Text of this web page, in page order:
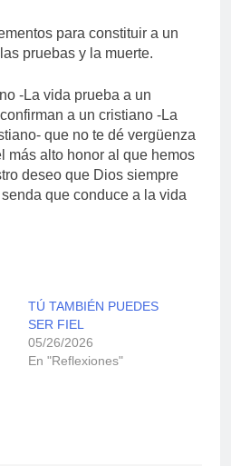
para constituir a un
pruebas y la muerte.
-La vida prueba a un
a un cristiano -La
que no te dé vergüenza
más alto honor al que hemos
deseo que Dios siempre
que conduce a la vida
TÚ TAMBIÉN PUEDES
SER FIEL
05/26/2026
En "Reflexiones"